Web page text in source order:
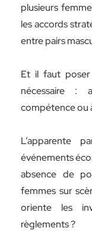
plusieurs
les accords
entre pairs
Et il faut poser
nécessaire :
compétence ou
L’apparente
événements
absence de
femmes sur
oriente les
règlements ?